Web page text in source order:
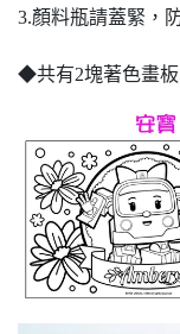
3.顏料瓶請蓋緊，
◆共有2塊著色畫板